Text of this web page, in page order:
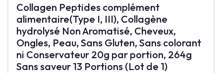
Collagen Peptides complément
alimentaire(Type I, III), Collagène
hydrolysé Non Aromatisé, Cheveux,
Ongles, Peau, Sans Gluten, Sans colorant
ni Conservateur 20g par portion, 264g
Sans saveur 13 Portions (Lot de 1)